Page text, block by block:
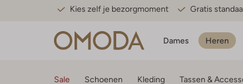
Kies zelf je bezorgmoment Gratis
Dames Heren
Sale Schoenen Kleding Tassen &